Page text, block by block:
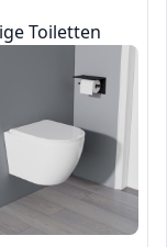
Toiletten